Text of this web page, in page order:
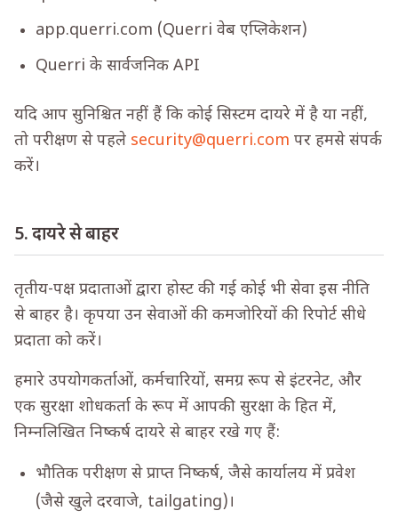
app.querri.com (Querri वेब एप्लिकेशन)
Querri के सार्वजनिक API
यदि आप सुनिश्चित नहीं हैं कि कोई सिस्टम दायरे में है या नहीं,
तो परीक्षण से पहले security@querri.com पर हमसे संपर्क
करें।
5. दायरे से बाहर
तृतीय-पक्ष प्रदाताओं द्वारा होस्ट की गई कोई भी सेवा इस नीति
से बाहर है। कृपया उन सेवाओं की कमजोरियों की रिपोर्ट सीधे
प्रदाता को करें।
हमारे उपयोगकर्ताओं, कर्मचारियों, समग्र रूप से इंटरनेट, और
एक सुरक्षा शोधकर्ता के रूप में आपकी सुरक्षा के हित में,
निम्नलिखित निष्कर्ष दायरे से बाहर रखे गए हैं:
भौतिक परीक्षण से प्राप्त निष्कर्ष, जैसे कार्यालय में प्रवेश
(जैसे खुले दरवाजे, tailgating)।